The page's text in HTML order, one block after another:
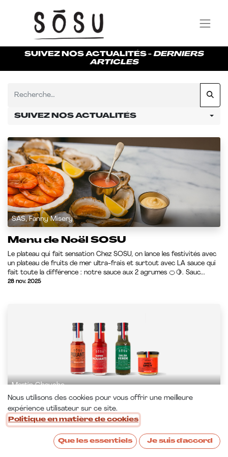
SUIVEZ NOS ACTUALITÉS - DERNIERS
ARTICLES
SUIVEZ NOS ACTUALITÉS
SAS, Fanny Misery
Menu de Noël SOSU
Le plateau qui fait sensation Chez SOSU, on lance les festivités avec
un plateau de fruits de mer ultra-frais et surtout avec LA sauce qui
fait toute la différence : notre sauce aux 2 agrumes 🍊🍋. Sauc...
28 nov. 2025
Martin Chauche
Le printemps sera HOT !
HOT SAUCES ! Voici notre quatuor SPICY : quatre caractères bien
qui piquepour de vrai ! de quoi booster tes plats, tes envies et
Nous utilisons des cookies pour vous offrir une meilleure
expérience utilisateur sur ce site.
Politique en matière de cookies
Que les essentiels Je suis d'accord